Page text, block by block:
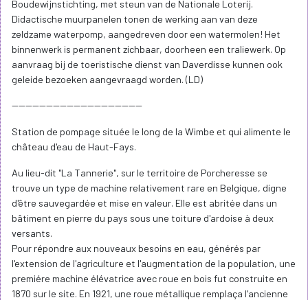
Boudewijnstichting, met steun van de Nationale Loterij.
Didactische muurpanelen tonen de werking aan van deze
zeldzame waterpomp, aangedreven door een watermolen! Het
binnenwerk is permanent zichbaar, doorheen een traliewerk. Op
aanvraag bij de toeristische dienst van Daverdisse kunnen ook
geleide bezoeken aangevraagd worden. (LD)
--------------------------------------
Station de pompage située le long de la Wimbe et qui alimente le
château d'eau de Haut-Fays.
Au lieu-dit "La Tannerie", sur le territoire de Porcheresse se
trouve un type de machine relativement rare en Belgique, digne
d'être sauvegardée et mise en valeur. Elle est abritée dans un
bâtiment en pierre du pays sous une toiture d'ardoise à deux
versants.
Pour répondre aux nouveaux besoins en eau, générés par
l'extension de l'agriculture et l'augmentation de la population, une
premiére machine élévatrice avec roue en bois fut construite en
1870 sur le site. En 1921, une roue métallique remplaça l'ancienne